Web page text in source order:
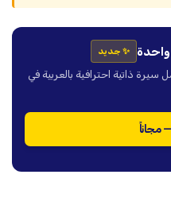
✨ جديد
ذاتية احترافية بالعربية في
مجاناً